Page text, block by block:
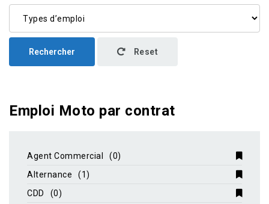
Rechercher Reset
Emploi Moto par contrat
Agent Commercial
(0)
Alternance
(1)
CDD
(0)